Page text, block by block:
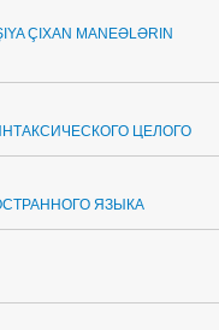
ÇIXAN MANEƏLƏRIN
ЦЕЛОГО
ЯЗЫКА